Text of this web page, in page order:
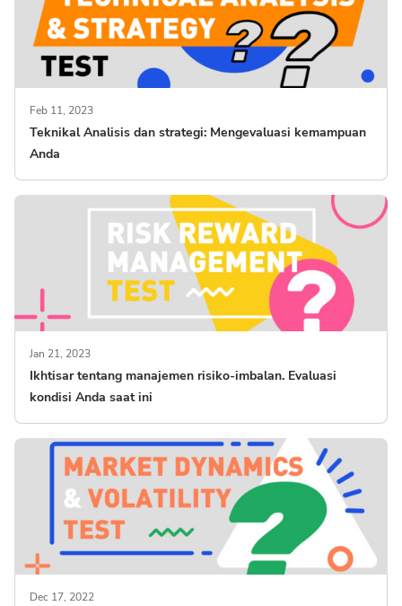
Feb 11, 2023
Teknikal Analisis dan strategi: Mengevaluasi kemampuan
Anda
Jan 21, 2023
Ikhtisar tentang manajemen risiko-imbalan. Evaluasi
kondisi Anda saat ini
Dec 17, 2022